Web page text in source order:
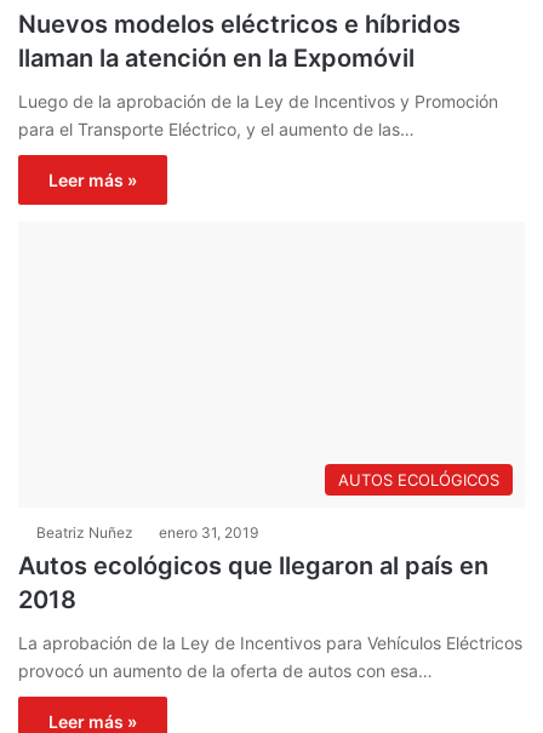
Nuevos modelos eléctricos e híbridos
llaman la atención en la Expomóvil
Luego de la aprobación de la Ley de Incentivos y Promoción
para el Transporte Eléctrico, y el aumento de las…
Leer más »
AUTOS ECOLÓGICOS
Beatriz Nuñez enero 31, 2019
Autos ecológicos que llegaron al país en
2018
La aprobación de la Ley de Incentivos para Vehículos Eléctricos
provocó un aumento de la oferta de autos con esa…
Leer más »